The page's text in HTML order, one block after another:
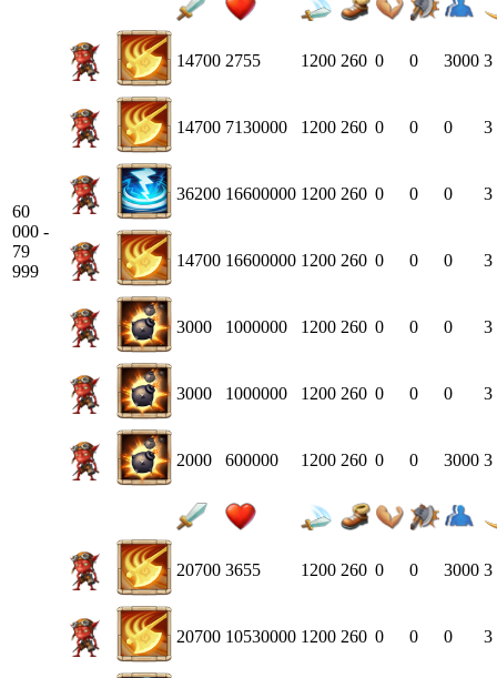
60
000 -
79
999
14700 2755 1200 260 0 0 3000 3
14700 7130000 1200 260 0 0 0 3
36200 16600000 1200 260 0 0 0 3
14700 16600000 1200 260 0 0 0 3
3000 1000000 1200 260 0 0 0 3
3000 1000000 1200 260 0 0 0 3
2000 600000 1200 260 0 0 3000 3
20700 3655 1200 260 0 0 3000 3
20700 10530000 1200 260 0 0 0 3